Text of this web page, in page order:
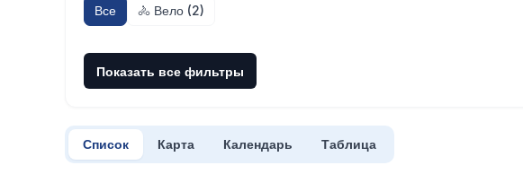
Все 🚴 Вело (2)
Показать все фильтры
Список Карта Календарь Таблица